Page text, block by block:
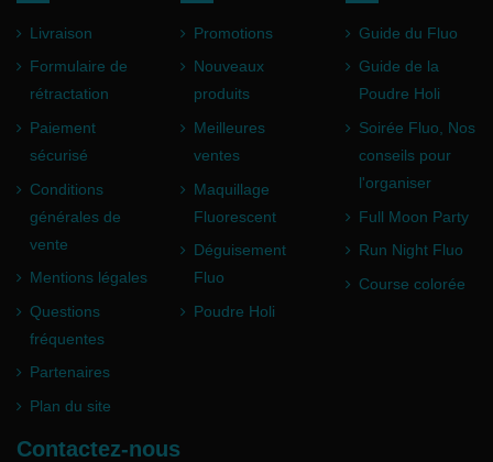
Livraison
Formulaire de
rétractation
Paiement
sécurisé
Conditions
générales de
vente
Mentions légales
Questions
fréquentes
Partenaires
Plan du site
Promotions
Nouveaux
produits
Meilleures
ventes
Maquillage
Fluorescent
Déguisement
Fluo
Poudre Holi
Guide du Fluo
Guide de la
Poudre Holi
Soirée Fluo, Nos
conseils pour
l'organiser
Full Moon Party
Run Night Fluo
Course colorée
Contactez-nous